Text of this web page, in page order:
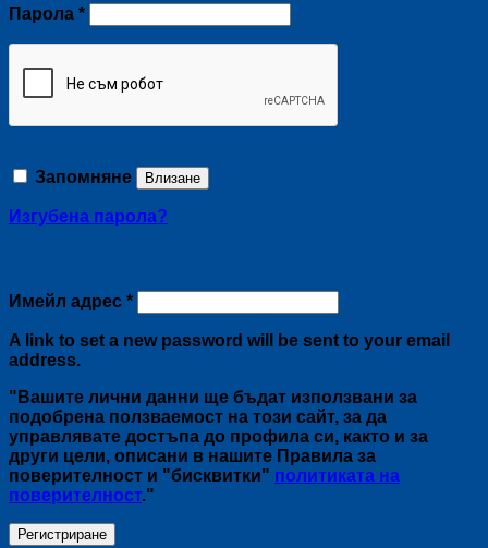
Парола *Задължително
Запомняне Влизане
Изгубена парола?
Имейл адрес *Задължително
A link to set a new password will be sent to your email
address.
"Вашите лични данни ще бъдат използвани за
подобрена ползваемост на този сайт, за да
управлявате достъпа до профила си, както и за
други цели, описани в нашите Правила за
поверителност и "бисквитки" политиката на
поверителност."
Регистриране